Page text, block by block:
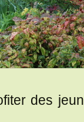
des